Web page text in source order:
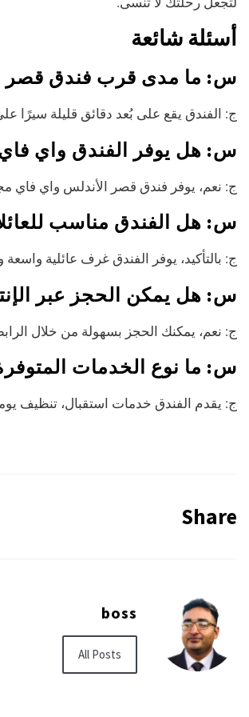
أسئلة شائعة
س: ما مدى قرب فندق قصر
ج: الفندق يقع على بُعد دقائق قليلة سيرًا
س: هل يوفر الفندق واي
ج: نعم، يوفر فندق قصر الأندلس واي فاي
س: هل الفندق مناسب
ج: بالتأكيد، يوفر الفندق غرف عائلية
س: هل يمكن الحجز عبر
ج: نعم، يمكنك الحجز بسهولة من خلال
س: ما نوع الخدمات
ج: يقدم الفندق خدمات استقبال، تنظيف
Share
boss
All Posts